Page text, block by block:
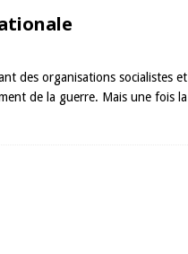
des organisations socialistes et
de la guerre. Mais une fois la